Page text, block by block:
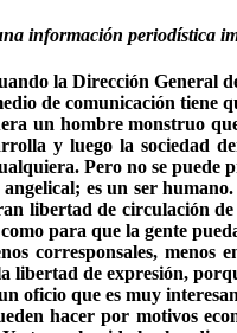
información periodística
la Dirección General
de comunicación
un hombre monstruo
y luego la sociedad
Pero no se puede
es un ser
libertad de circulación
para que la gente
corresponsales,
libertad de expresión,
oficio que es muy
hacer por motivos